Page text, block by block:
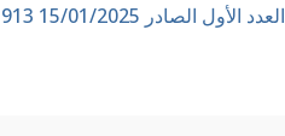
العدد الأول الصادر 15/01/2025